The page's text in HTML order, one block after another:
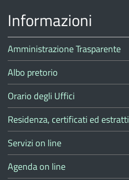
Informazioni
Amministrazione Trasparente
Albo pretorio
Orario degli Uffici
Residenza, certificati ed estratti
Servizi on line
Agenda on line